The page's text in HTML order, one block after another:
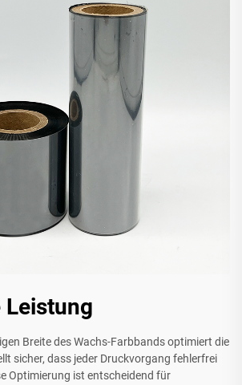
Breite des Wachs-Farbbands optimiert die
sicher, dass jeder Druckvorgang fehlerfrei
Optimierung ist entscheidend für